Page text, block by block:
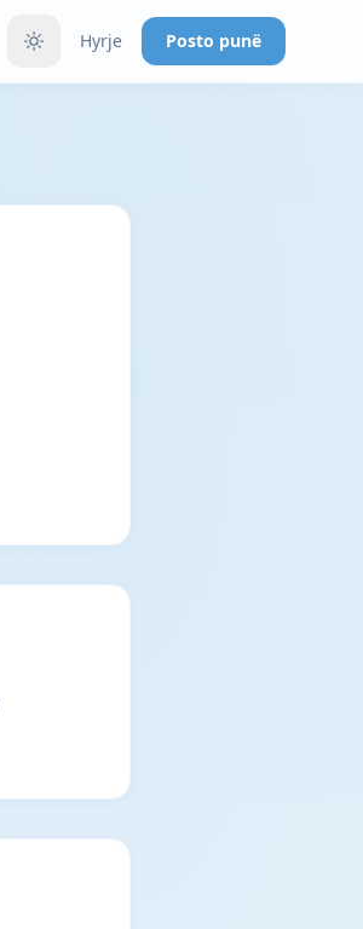
Hyrje Posto punë